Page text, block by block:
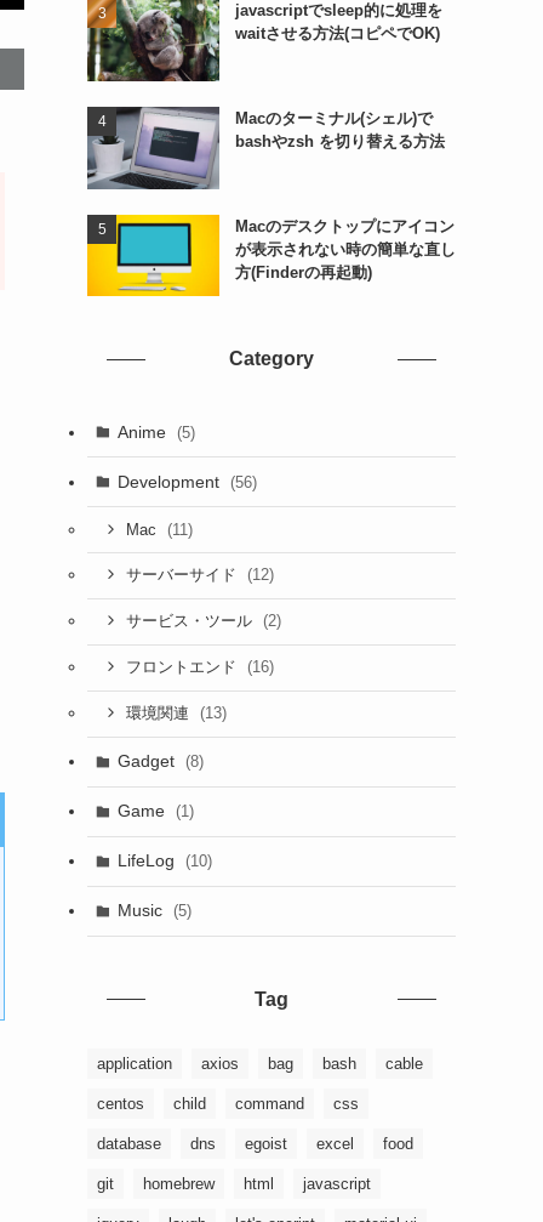
javascriptでsleep的に処理を
waitさせる方法(コピペでOK)
Macのターミナル(シェル)で
bashやzsh を切り替える方法
Macのデスクトップにアイコン
が表示されない時の簡単な直し
方(Finderの再起動)
Category
Anime (5)
Development (56)
Mac (11)
サーバーサイド (12)
サービス・ツール (2)
フロントエンド (16)
環境関連 (13)
Gadget (8)
Game (1)
LifeLog (10)
Music (5)
Tag
application axios bag bash cable
centos child command css
database dns egoist excel food
git homebrew html javascript